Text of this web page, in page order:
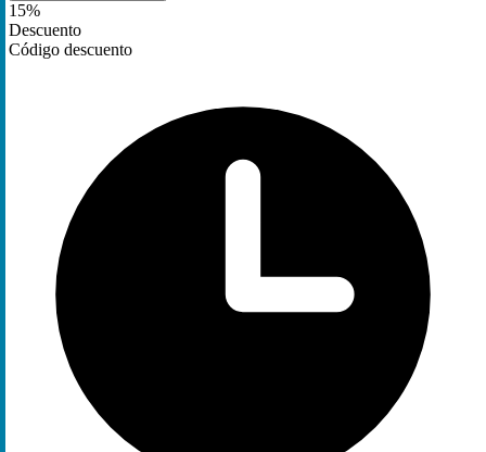
15%
Descuento
Código descuento